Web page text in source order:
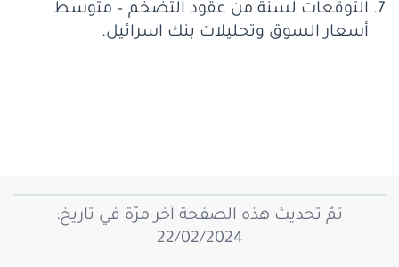
التوقعات لسنة من عقود التضخم – متوسط
أسعار السوق وتحليلات بنك اسرائيل.
تمّ تحديث هذه الصفحة آخر مرّة في تاريخ:
22/02/2024